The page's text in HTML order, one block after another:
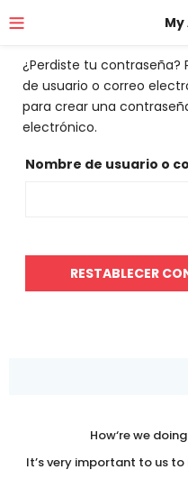
¿Perdiste tu
de usuario o correo
para crear una
electrónico.
Nombre de usuario o
RESTABLECER
How‘re we
It’s very important to us